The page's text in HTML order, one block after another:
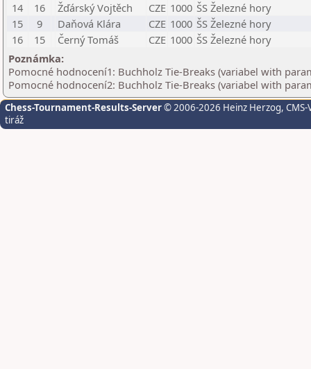
14
16 Žďárský Vojtěch CZE 1000 ŠS Železné hory
15
9 Daňová Klára CZE 1000 ŠS Železné hory
16
15 Černý Tomáš CZE 1000 ŠS Železné hory
Poznámka:
Pomocné hodnocení1: Buchholz Tie-Breaks (variabel with
Pomocné hodnocení2: Buchholz Tie-Breaks (variabel with
Chess-Tournament-Results-Server© 2006-2026 Heinz Herzog,
tiráž